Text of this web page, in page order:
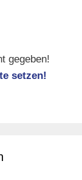
gegeben!
setzen!